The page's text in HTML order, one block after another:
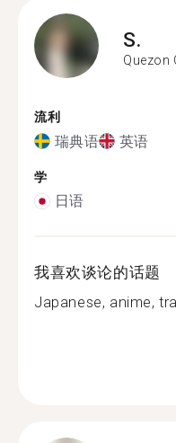
S.
Quezon
流利
瑞典语 英语
学
日语
我喜欢谈论的话题
Japanese, anime,